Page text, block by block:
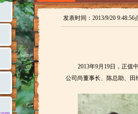
发表时间：2013/9/20 9:48:56
2013年9月19日，正值
公司尚董事长、陈总助、